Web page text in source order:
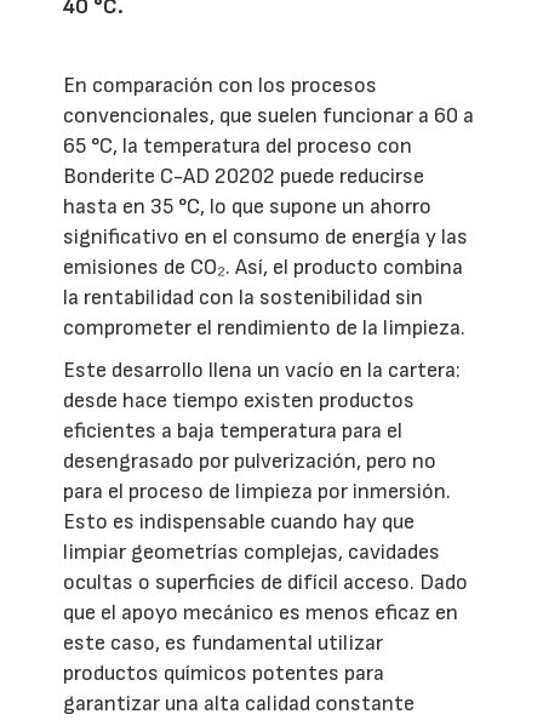
40 °C.
En comparación con los procesos
convencionales, que suelen funcionar a 60 a
65 °C, la temperatura del proceso con
Bonderite C-AD 20202 puede reducirse
hasta en 35 °C, lo que supone un ahorro
significativo en el consumo de energía y las
emisiones de CO₂. Así, el producto combina
la rentabilidad con la sostenibilidad sin
comprometer el rendimiento de la limpieza.
Este desarrollo llena un vacío en la cartera:
desde hace tiempo existen productos
eficientes a baja temperatura para el
desengrasado por pulverización, pero no
para el proceso de limpieza por inmersión.
Esto es indispensable cuando hay que
limpiar geometrías complejas, cavidades
ocultas o superficies de difícil acceso. Dado
que el apoyo mecánico es menos eficaz en
este caso, es fundamental utilizar
productos químicos potentes para
garantizar una alta calidad constante